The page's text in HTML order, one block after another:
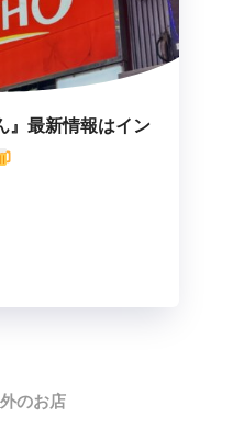
』最新情報はイン
のお店